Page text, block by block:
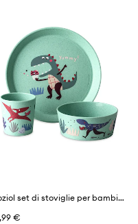
Koziol set di stoviglie per bambini
€